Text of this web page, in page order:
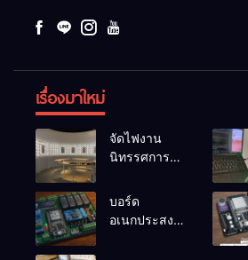
เรื่องมาใหม่
จัดไฟงาน
นิทรรศการผึ่ง
บอร์ด
อเนกประสงค์